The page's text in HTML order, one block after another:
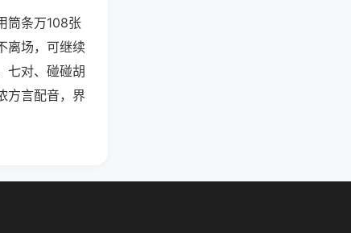
筒条万108张
离场，可继续
七对、碰碰胡
方言配音，界